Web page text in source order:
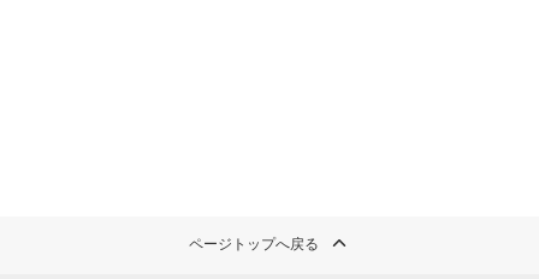
ページトップへ戻る